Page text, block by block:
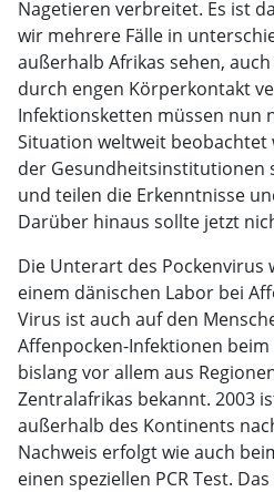
Nagetieren verbreitet. Es ist
wir mehrere Fälle in
außerhalb Afrikas sehen,
durch engen Körperkontakt
Infektionsketten müssen nun
Situation weltweit
der Gesundheitsinstitutionen
und teilen die Erkenntnisse
Darüber hinaus sollte jetzt
Die Unterart des Pockenvirus
einem dänischen Labor bei
Virus ist auch auf den
Affenpocken-Infektionen
bislang vor allem aus
Zentralafrikas bekannt. 2003
außerhalb des Kontinents
Nachweis erfolgt wie auch
einen speziellen PCR Test.